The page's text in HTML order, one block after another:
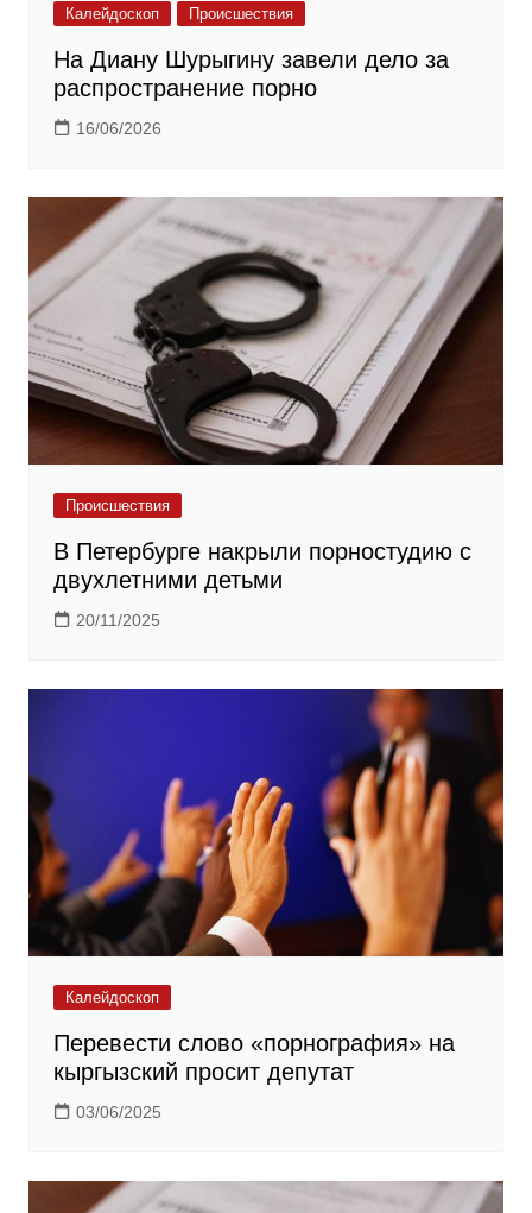
Калейдоскоп Происшествия
На Диану Шурыгину завели дело за
распространение порно
16/06/2026
Происшествия
В Петербурге накрыли порностудию с
двухлетними детьми
20/11/2025
Калейдоскоп
Перевести слово «порнография» на
кыргызский просит депутат
03/06/2025